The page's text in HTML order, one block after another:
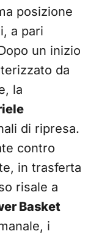
posizione
a pari
un inizio
da
la
di ripresa.
contro
in trasferta
risale a
Basket
i